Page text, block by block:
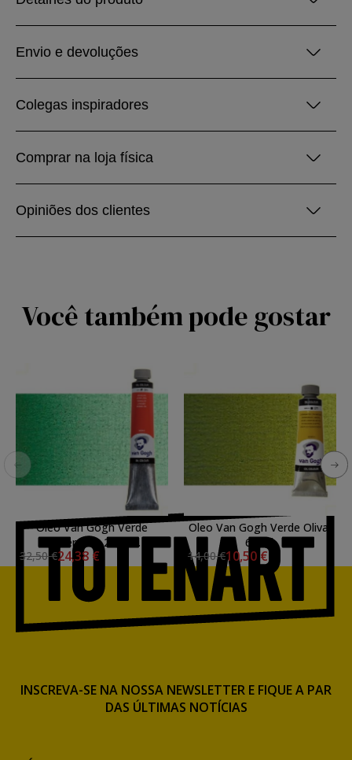
Envio e devoluções
Colegas inspiradores
Comprar na loja física
Opiniões dos clientes
Você também pode gostar
Oleo Van Gogh Verde
Esmeralda, 200 ml.
32,50 €24,38 €
Oleo Van Gogh Verde Oliva,
60 ml.
14,00 €10,50 €
INSCREVA-SE NA NOSSA NEWSLETTER E FIQUE A PAR
DAS ÚLTIMAS NOTÍCIAS